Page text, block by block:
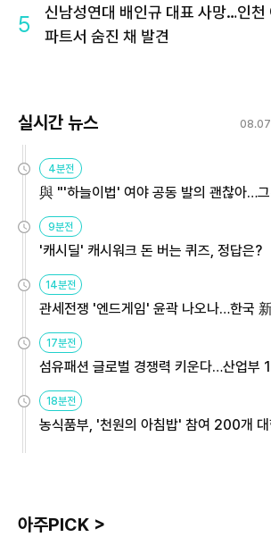
5
신남성연대 배인규 대표 사망…인천
파트서 숨진 채 발견
실시간 뉴스 08.07
4분전
與 "'하늘이법' 여야 공동 발의 괜찮아…
9분전
'캐시딜' 캐시워크 돈 버는 퀴즈, 정답은?
14분전
관세전쟁 '엔드게임' 윤곽 나오나…한국
용해야
17분전
섬유패션 글로벌 경쟁력 키운다…산업부
원
18분전
농식품부, '천원의 아침밥' 참여 200개 대
아주PICK >